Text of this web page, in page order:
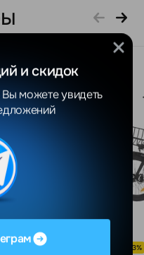
СКИДКА -23%
и скидок
можете увидеть